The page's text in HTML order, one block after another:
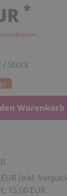
*
/ Stück
Warenkorb
(inkl.
15,00 EUR.